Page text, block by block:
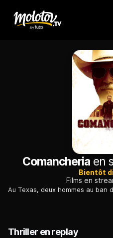
Comancheria en
Bientôt
Films en
Thriller en replay